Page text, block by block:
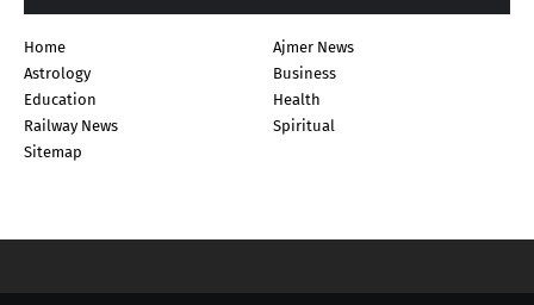
Home
Ajmer News
Astrology
Business
Education
Health
Railway News
Spiritual
Sitemap